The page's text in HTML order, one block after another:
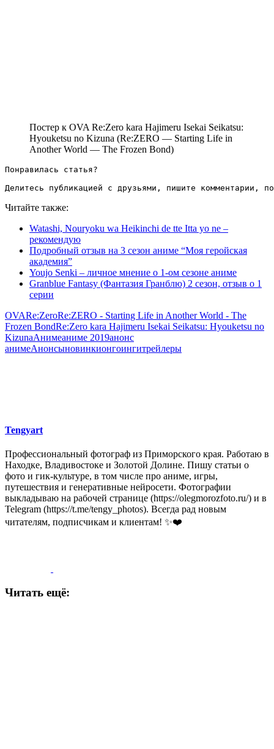
Постер к OVA Re:Zero kara Hajimeru Isekai Seikatsu:
Hyouketsu no Kizuna (Re:ZERO — Starting Life in
Another World — The Frozen Bond)
Понравилась статья?
Делитесь публикацией с друзьями, пишите комментарии,
Читайте также:
Watashi, Nouryoku wa Heikinchi de tte Itta yo ne –
рекомендую
Подробный отзыв на 3 сезон аниме “Моя геройская
академия”
Youjo Senki – личное мнение о 1-ом сезоне аниме
Granblue Fantasy (Фантазия Гранблю) 2 сезон, отзыв о 1
серии
OVARe:ZeroRe:ZERO - Starting Life in Another World - The
Frozen BondRe:Zero kara Hajimeru Isekai Seikatsu: Hyouketsu no
KizunaАнимеаниме 2019анонс
анимеАнонсыновинкионгоингитрейлеры
Tengyart
Профессиональный фотограф из Приморского края. Работаю в
Находке, Владивостоке и Золотой Долине. Пишу статьи о
фото и гик-культуре, в том числе про аниме, игры,
путешествия и генеративные нейросети. Фотографии
выкладываю на рабочей странице (https://olegmorozfoto.ru/) и в
Telegram (https://t.me/tengy_photos). Всегда рад новым
читателям, подписчикам и клиентам! ✨❤️
Читать ещё: